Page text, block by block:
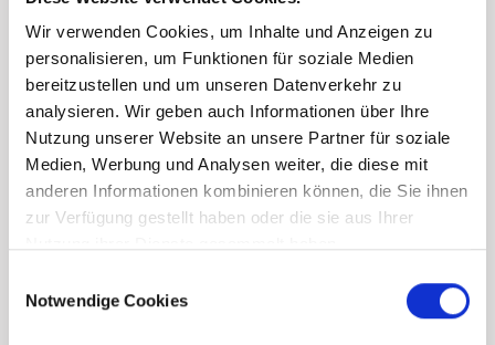
Wir verwenden Cookies, um Inhalte und Anzeigen zu
personalisieren, um Funktionen für soziale Medien
bereitzustellen und um unseren Datenverkehr zu
analysieren. Wir geben auch Informationen über Ihre
Nutzung unserer Website an unsere Partner für soziale
Medien, Werbung und Analysen weiter, die diese mit
anderen Informationen kombinieren können, die Sie ihnen
zur Verfügung gestellt haben oder die sie aus Ihrer
Selection
Notwendige Cookies